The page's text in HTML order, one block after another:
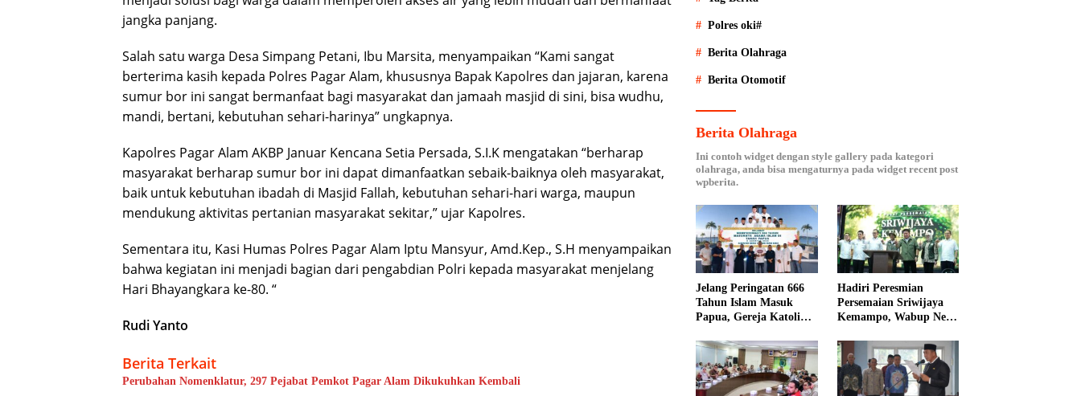
jangka panjang.
Salah satu warga Desa Simpang Petani, Ibu Marsita, menyampaikan “Kami sangat
berterima kasih kepada Polres Pagar Alam, khususnya Bapak Kapolres dan jajaran, karena
sumur bor ini sangat bermanfaat bagi masyarakat dan jamaah masjid di sini, bisa wudhu,
mandi, bertani, kebutuhan sehari-harinya” ungkapnya.
Kapolres Pagar Alam AKBP Januar Kencana Setia Persada, S.I.K mengatakan “berharap
masyarakat berharap sumur bor ini dapat dimanfaatkan sebaik-baiknya oleh masyarakat,
baik untuk kebutuhan ibadah di Masjid Fallah, kebutuhan sehari-hari warga, maupun
mendukung aktivitas pertanian masyarakat sekitar,” ujar Kapolres.
Sementara itu, Kasi Humas Polres Pagar Alam Iptu Mansyur, Amd.Kep., S.H menyampaikan
bahwa kegiatan ini menjadi bagian dari pengabdian Polri kepada masyarakat menjelang
Hari Bhayangkara ke-80. “
Rudi Yanto
Berita Terkait
Perubahan Nomenklatur, 297 Pejabat Pemkot Pagar Alam Dikukuhkan Kembali
Polres oki#
Berita Olahraga
Berita Otomotif
Berita Olahraga
Ini contoh widget dengan style gallery pada kategori
olahraga, anda bisa mengaturnya pada widget recent post
wpberita.
Jelang Peringatan 666
Tahun Islam Masuk
Papua, Gereja Katolik
Toleransi
Hadiri Peresmian
Persemaian Sriwijaya
Kemampo, Wabup Neta
Komitmen Pemkab
Banyuasin Dukung
Penghijauan